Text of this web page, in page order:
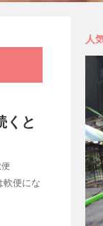
くと
軟便にな
人